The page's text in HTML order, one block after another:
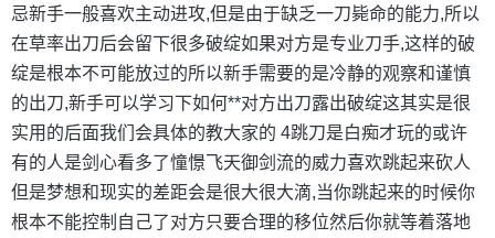
忌新手一般喜欢主动进攻,但是由于缺乏一刀毙命的能力,所以
在草率出刀后会留下很多破绽如果对方是专业刀手,这样的破
绽是根本不可能放过的所以新手需要的是冷静的观察和谨慎
的出刀,新手可以学习下如何**对方出刀露出破绽这其实是很
实用的后面我们会具体的教大家的 4跳刀是白痴才玩的或许
有的人是剑心看多了憧憬飞天御剑流的威力喜欢跳起来砍人
但是梦想和现实的差距会是很大很大滴,当你跳起来的时候你
根本不能控制自己了对方只要合理的移位然后你就等着落地